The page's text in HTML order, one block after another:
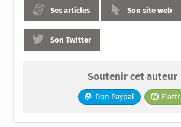
Ses articles Son site web
Son Twitter
Soutenir cet auteur
Don Paypal Flattr